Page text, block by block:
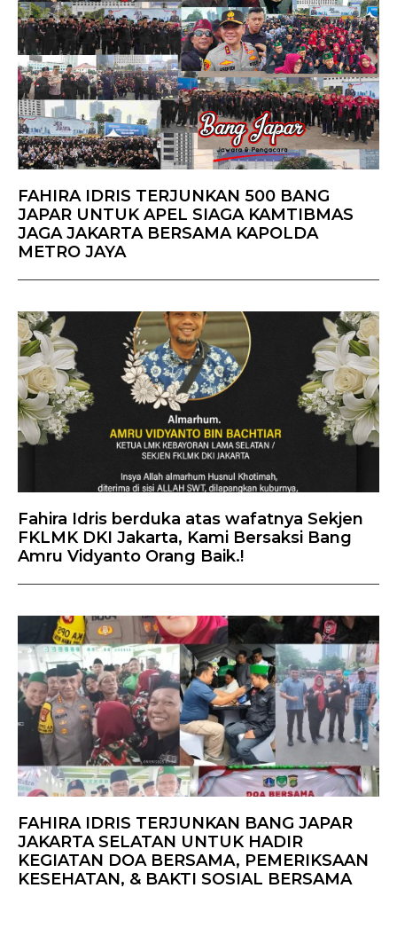
FAHIRA IDRIS TERJUNKAN 500 BANG
JAPAR UNTUK APEL SIAGA KAMTIBMAS
JAGA JAKARTA BERSAMA KAPOLDA
METRO JAYA
Fahira Idris berduka atas wafatnya Sekjen
FKLMK DKI Jakarta, Kami Bersaksi Bang
Amru Vidyanto Orang Baik.!
FAHIRA IDRIS TERJUNKAN BANG JAPAR
JAKARTA SELATAN UNTUK HADIR
KEGIATAN DOA BERSAMA, PEMERIKSAAN
KESEHATAN, & BAKTI SOSIAL BERSAMA